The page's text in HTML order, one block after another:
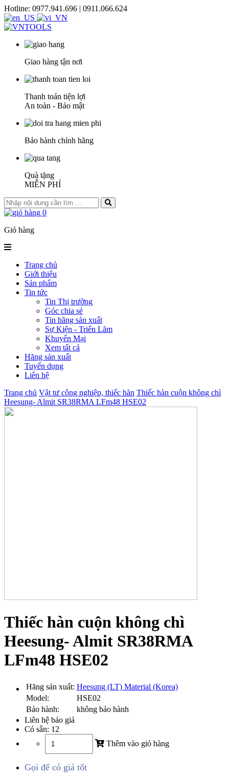
Hotline: 0977.941.696 | 0911.066.624
Giao hàng tận nơi
Thanh toán tiện lợi
An toàn - Bảo mật
Bảo hành chính hãng
Quà tặng
MIỄN PHÍ
0
Giỏ hàng
Trang chủ
Giới thiệu
Sản phẩm
Tin tức
Tin Thị trường
Góc chia sẻ
Tin hãng sản xuất
Sự Kiện - Triển Lãm
Khuyến Mại
Xem tất cả
Hãng sản xuất
Tuyển dụng
Liên hệ
Trang chủ Vật tư công nghiệp, thiếc hàn Thiếc hàn cuộn không chì
Heesung- Almit SR38RMA LFm48 HSE02
Thiếc hàn cuộn không chì
Heesung- Almit SR38RMA
LFm48 HSE02
Hãng sản xuất: Heesung (LT) Material (Korea)
Model:
HSE02
Bảo hành:
không bảo hành
Liên hệ báo giá
Có sẵn: 12
Thêm vào giỏ hàng
Gọi để có giá tốt